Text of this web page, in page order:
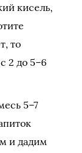
кисель,
то
2 до 5–6
5–7
и дадим